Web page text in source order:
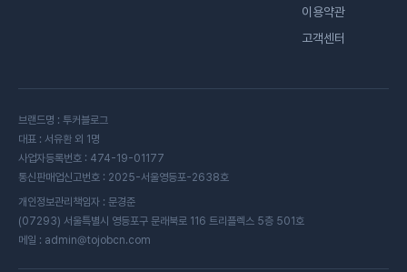
이용약관
고객센터
브랜드명 : 투커블로그
대표 : 서유환 외 1명
사업자등록번호 : 474-19-01177
통신판매업신고번호 : 2025-서울영등포-2638호
개인정보관리책임자 : 문경준
(07293) 서울특별시 영등포구 문래북로 116 트리플렉스 5층 501호
메일 : admin@tojobcn.com